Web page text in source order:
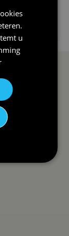
van ons
u